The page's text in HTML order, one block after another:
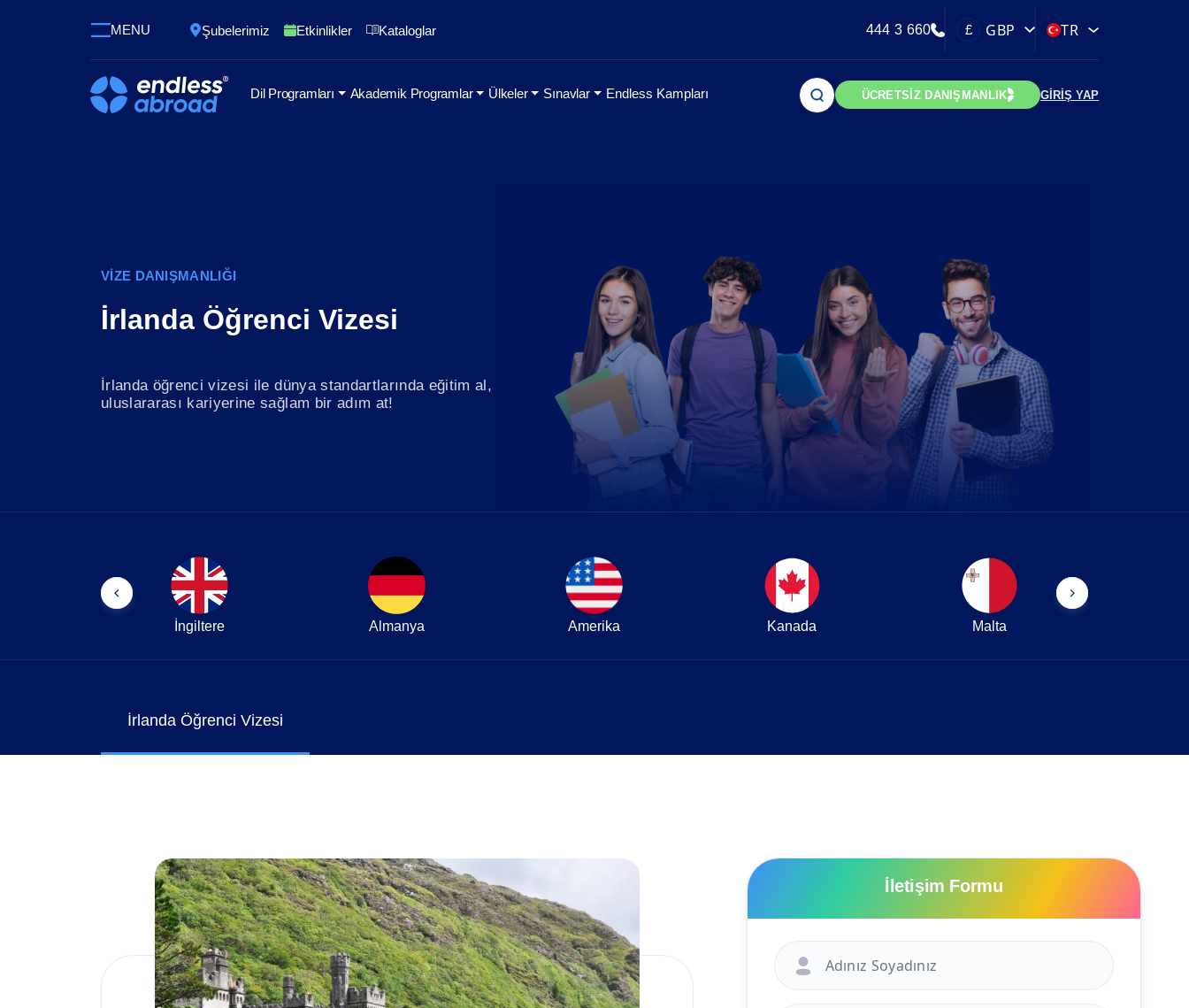
MENU Şubelerimiz Etkinlikler Kataloglar 444 3 660 £ GBP TR
Dil Programları Akademik Programlar Ülkeler Sınavlar Endless Kampları ÜCRETSİZ DANIŞMANLIK GİRİŞ YAP
VİZE DANIŞMANLIĞI
İrlanda Öğrenci Vizesi
İrlanda öğrenci vizesi ile dünya standartlarında eğitim al,
uluslararası kariyerine sağlam bir adım at!
İngiltere Almanya Amerika Kanada Malta
İrlanda Öğrenci Vizesi
İletişim Formu